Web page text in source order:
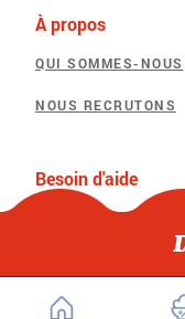
À propos
QUI SOMMES-NOUS
NOUS RECRUTONS
Besoin d'aide